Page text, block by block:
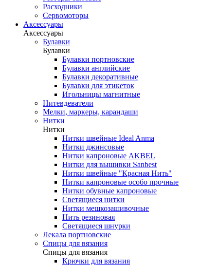
Расходники
Сервомоторы
Аксессуары
Аксессуары
Булавки
Булавки
Булавки портновские
Булавки английские
Булавки декоративные
Булавки для этикеток
Игольницы магнитные
Нитевдеватели
Мелки, маркеры, карандаши
Нитки
Нитки
Нитки швейные Ideal Anma
Нитки джинсовые
Нитки капроновые AKBEL
Нитки для вышивки Sanbest
Нитки швейные "Красная Нить"
Нитки капроновые особо прочные
Нитки обувные капроновые
Светящиеся нитки
Нитки мешкозашивочные
Нить резиновая
Светящиеся шнурки
Лекала портновские
Спицы для вязания
Спицы для вязания
Крючки для вязания